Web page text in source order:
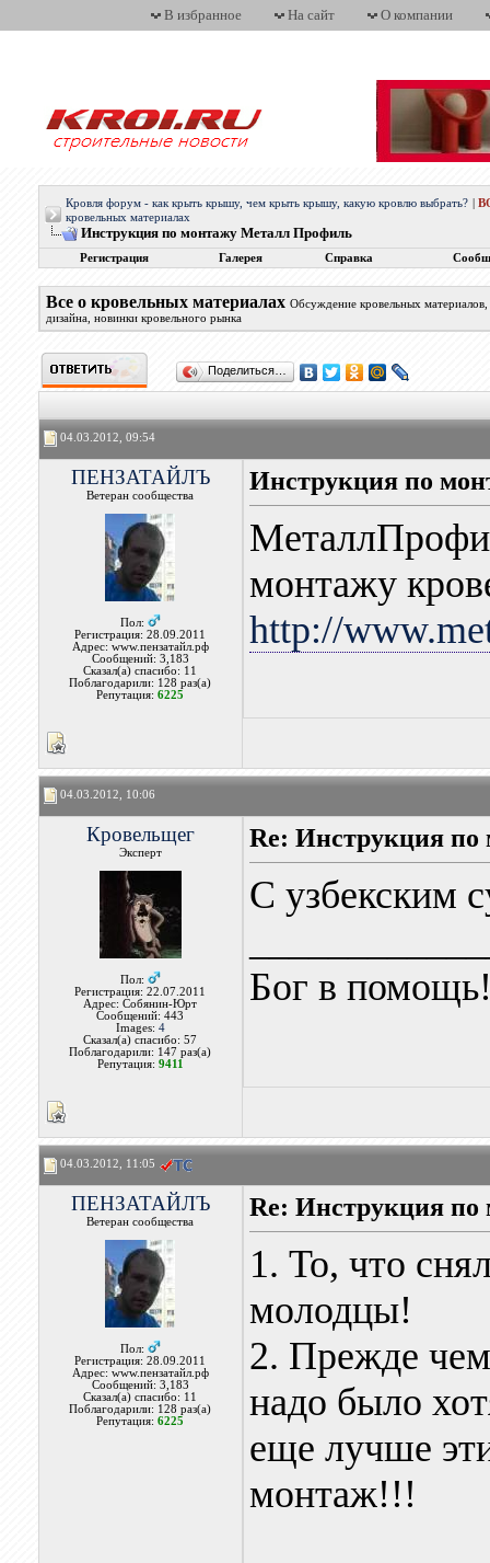
В избранное На сайт О компании
Кровля форум - как крыть крышу, чем крыть крышу, какую кровлю выбрать?
кровельных материалах
Инструкция по монтажу Металл Профиль
Регистрация Галерея Справка
Все о кровельных материалах Обсуждение кровельных
дизайна, новинки кровельного рынка
Поделиться…
04.03.2012, 09:54
ПЕНЗАТАЙЛЪ
Ветеран сообщества
Пол:
Регистрация: 28.09.2011
Адрес: www.пензатайл.рф
Сообщений: 3,183
Сказал(а) спасибо: 11
Поблагодарили: 128 раз(а)
Репутация:6225
Инструкция по
монтажу
http://
04.03.2012, 10:06
Кровельщег
Эксперт
Пол:
Регистрация: 22.07.2011
Адрес: Собянин-Юрт
Сообщений: 443
Images: 4
Сказал(а) спасибо: 57
Поблагодарили: 147 раз(а)
Репутация: 9411
Re: Инструкция
С узбекским
Бог в
04.03.2012, 11:05
ПЕНЗАТАЙЛЪ
Ветеран сообщества
Пол:
Регистрация: 28.09.2011
Адрес: www.пензатайл.рф
Сообщений: 3,183
Сказал(а) спасибо: 11
Поблагодарили: 128 раз(а)
Репутация:6225
Re: Инструкция
1. То, что
молодцы!
2. Прежде
надо было
еще лучше
монтаж!!!